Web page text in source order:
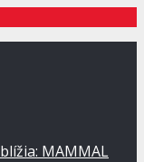
MAMMAL